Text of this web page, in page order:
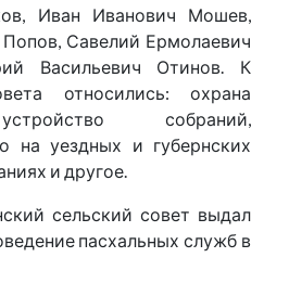
Иван Иванович Мошев,
Савелий Ермолаевич
Васильевич Отинов. К
относились: охрана
собраний,
на уездных и губернских
и другое.
сельский совет выдал
пасхальных служб в